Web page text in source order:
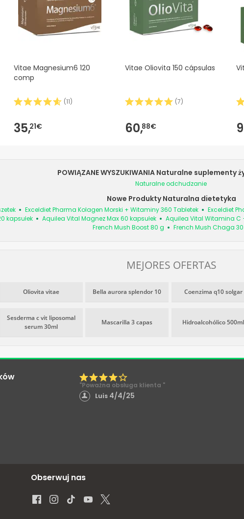
Vitae Magnesium6 120
comp
(11)
35,21€
Vitae Oliovita 150 cápsulas
(7)
60,88€
POWIĄZANE WYSZUKIWANIA Naturalne suplementy
Naturalne odchudzanie
Nowe Produkty Naturalna dietetyka
Exceldiet Pharma Kolagen Morski + Witaminy 360 Tabletek Exceldiet
kapsułek
Aquilea Vital Magnez Max 60 kapsułek Aquilea Vital Witamina C
French Mush Boost 80 g
French Mush Chaga
MEJORES OFERTAS
Oliovita vitae Bella aurora splendor 10 Coenzima q10 solgar
Sesderma c vit liposomal
serum 30ml
Mascarilla 3 capas Hidroalcohólico 500ml
"Poważna obsługa klienta "
Luis 4/4/25
Obserwuj nas